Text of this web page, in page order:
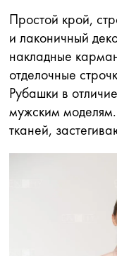
Простой крой,
и лаконичный
накладные
отделочные
Рубашки в
мужским
тканей,